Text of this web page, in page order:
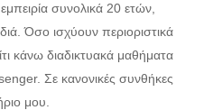
συνολικά 20 ετών,
Όσο ισχύουν περιοριστικά
κάνω διαδικτυακά μαθήματα
Σε κανονικές συνθήκες
μου.